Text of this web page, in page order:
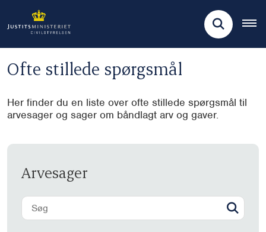
Ofte stillede spørgsmål
Her finder du en liste over ofte stillede spørgsmål til
arvesager og sager om båndlagt arv og gaver.
Arvesager